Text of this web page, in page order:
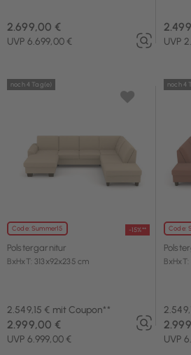
2.699,00 €
UVP 6.699,00 € UVP
Code: Summer15 -15%**
noch 4 Tag(e)
Polstergarnitur
BxHxT: 313x92x235 cm
2.549,15 € mit Coupon**
UVP 6.999,00 €
2.999,00 €
Code:
noch 4
UVP